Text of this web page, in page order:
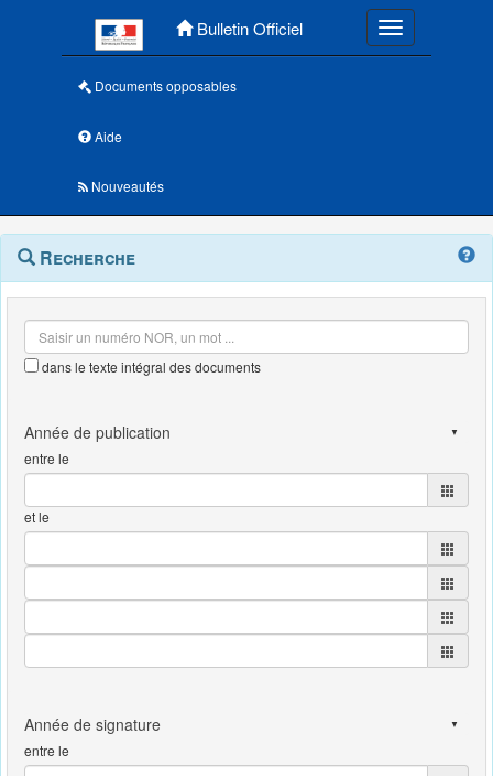
Bulletin Officiel Toggle
Documents opposables
Aide
Nouveautés
Navigation
outils
Menu
contextuel
Recherche
dans le texte intégral des documents
entre le
et le
entre le